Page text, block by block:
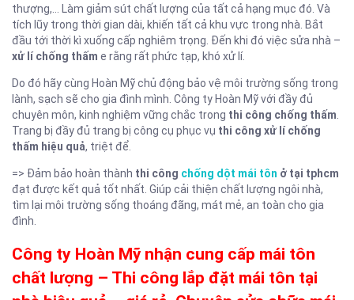
thượng,… Làm giảm sút chất lượng của tất cả hạng mục đó. Và
tích lũy trong thời gian dài, khiến tất cả khu vực trong nhà. Bắt
đầu tới thời kì xuống cấp nghiêm trọng. Đến khi đó việc sửa nhà –
xử lí chống thấm e rằng rất phức tạp, khó xử lí.
Do đó hãy cùng Hoàn Mỹ chủ động bảo vệ môi trường sống trong
lành, sạch sẽ cho gia đình mình. Công ty Hoàn Mỹ với đầy đủ
chuyên môn, kinh nghiệm vững chắc trong thi công chống thấm
Trang bị đầy đủ trang bị công cụ phục vụ thi công xử lí chống
thấm hiệu quả, triệt để.
=> Đảm bảo hoàn thành thi công chống dột mái tôn ở tại tphcm
đạt được kết quả tốt nhất. Giúp cải thiện chất lượng ngôi nhà,
tìm lại môi trường sống thoáng đãng, mát mẻ, an toàn cho gia
đình.
Công ty Hoàn Mỹ nhận cung cấp mái tôn
chất lượng – Thi công lắp đặt mái tôn tại